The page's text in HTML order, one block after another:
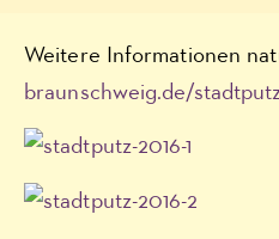
Weitere Informationen
braunschweig.de/